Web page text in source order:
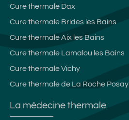
Cure thermale Dax
Cure thermale Brides les Bains
Cure thermale Aix les Bains
Cure thermale Lamalou les Bains
Cure thermale Vichy
Cure thermale de La Roche Posay
La médecine thermale